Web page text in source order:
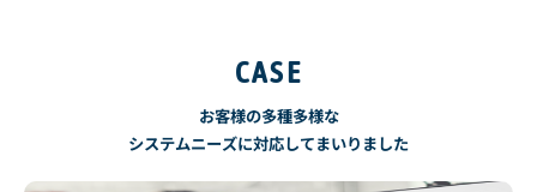
CASE
お客様の多種多様な
システムニーズに対応してまいりました